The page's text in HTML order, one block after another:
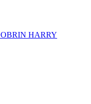
HARRY